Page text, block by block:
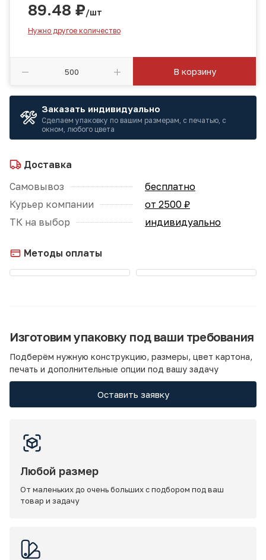
89.48 ₽/шт
Нужно другое количество
В корзину
Заказать индивидуально
Сделаем упаковку по вашим размерам, с печатью, с
окном, любого цвета
Доставка
Самовывоз
бесплатно
Курьер компании
от 2500 ₽
ТК на выбор
индивидуально
Методы оплаты
Изготовим упаковку под ваши требования
Подберём нужную конструкцию, размеры, цвет картона,
печать и дополнительные опции под вашу задачу
Оставить заявку
Любой размер
От маленьких до очень больших с подбором под ваш
товар и задачу